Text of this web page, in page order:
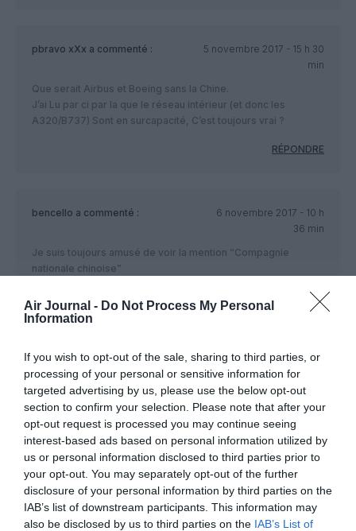
Air Journal - Do Not Process My Personal
Information
If you wish to opt-out of the sale, sharing to third parties, or
processing of your personal or sensitive information for
targeted advertising by us, please use the below opt-out
section to confirm your selection. Please note that after your
opt-out request is processed you may continue seeing
interest-based ads based on personal information utilized by
us or personal information disclosed to third parties prior to
your opt-out. You may separately opt-out of the further
disclosure of your personal information by third parties on the
IAB’s list of downstream participants. This information may
also be disclosed by us to third parties on the IAB’s List of
pbravo xXx a commenté :
5 novembre 2017 - 15 h 30
min
Que serait Airbus et Boeing sans la Chine.
J’ai Lu par ci par la que le réseau intérieur (et donc les
A320/B737) Sont en surcapacité, C’est toujours vrai ?
RÉPONDRE
bencello a commenté :
6 novembre 2017 - 10 h
36 min
Je suis toujours amusé de voir la mention “Compagnie
nationale chinoise”
aériennes chinoises sont NATIONALES, quelque soit leur
actionnariat.
A la rigueur, la seule différence est qu’Air China est le
“transporteur officiel” de Xi jinping et de son équipe.
RÉPONDRE
6 novembre 2017 - 16
h 17 min
+1
L’intox marche bien, puisque les médias croient et